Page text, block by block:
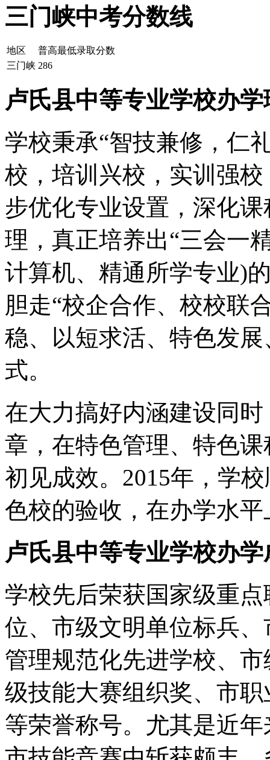
三门峡中考分数线
地区
普高最低录取分数
三门峡 286
卢氏县中等专业学校办学
学校秉承“智技兼修，仁
校，培训兴校，实训强
步优化专业设置，深化
理，真正培养出“三会一
计算机、精通所学专业)
胆走“校企合作、校校联
稳、以短求活、特色发
式。
在大力搞好内涵建设同
章，在特色管理、特色
初见成效。2015年，学
色校的验收，在办学水
卢氏县中等专业学校办学
学校先后荣获国家级重
位、市级文明单位标兵
管理规范化先进学校、
级技能大赛组织奖、市
等荣誉称号。尤其是近